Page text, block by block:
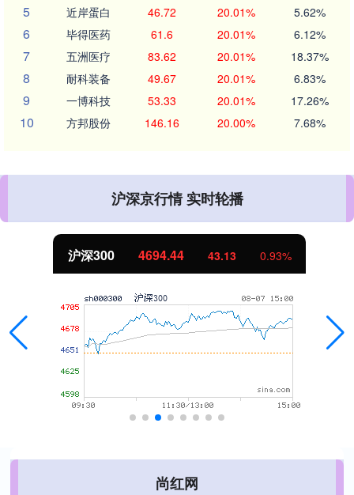
5 近岸蛋白 46.72 20.01% 5.62%
6 毕得医药 61.6 20.01% 6.12%
7 五洲医疗 83.62 20.01% 18.37%
8 耐科装备 49.67 20.01% 6.83%
9 一博科技 53.33 20.01% 17.26%
10 方邦股份 146.16 20.00% 7.68%
沪深京行情 实时轮播
沪深300 4694.44 43.13 0.93%
尚红网